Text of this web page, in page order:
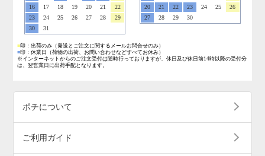
16
17 18 19 20 21
22
23
24 25 26 27 28
29
30
31
20
21 22 23 24 25
26
27
28 29 30
■印：出荷のみ （発送とご注文に関するメールお問合せのみ）
■印：休業日
（荷物の出荷、お問い合わせなどすべてお休み）
※インターネットからのご注文受付は随時行っておりますが、休日及び休日前14時以降の受付分
は、翌営業日に出荷手配となります。
ポチについて
ご利用ガイド